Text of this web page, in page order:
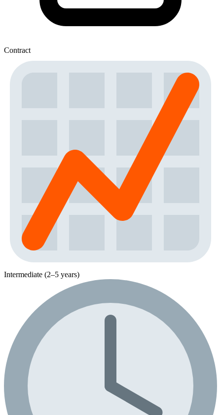
Contract
Intermediate (2–5 years)